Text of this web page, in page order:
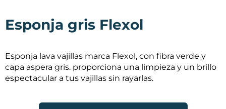
Esponja gris Flexol
Esponja lava vajillas marca Flexol, con fibra verde y
capa aspera gris. proporciona una limpieza y un brillo
espectacular a tus vajillas sin rayarlas.